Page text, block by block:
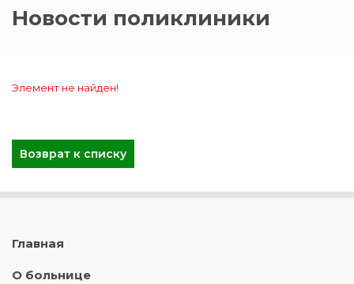
Новости поликлиники
Элемент не найден!
Возврат к списку
Главная
О больнице